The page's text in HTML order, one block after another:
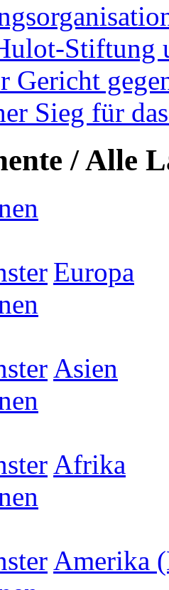
Stiftung
Gericht
Sieg für
/ Alle
Europa
Asien
Afrika
Amerika